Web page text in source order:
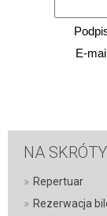
E-
NA SKRÓTY
» Repertuar
» Rezerwacja